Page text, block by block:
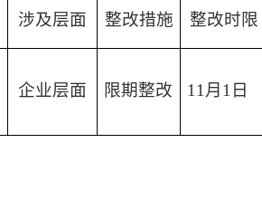
涉及层面 整改措施 整改时限
企业层面 限期整改 11 月 1 日